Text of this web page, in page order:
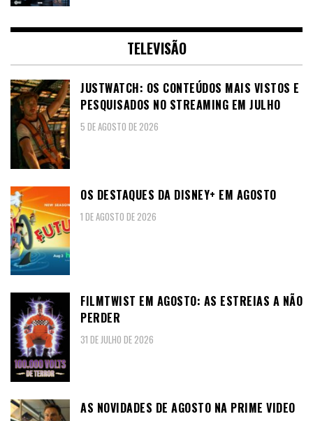
TELEVISÃO
JUSTWATCH: OS CONTEÚDOS MAIS VISTOS E
PESQUISADOS NO STREAMING EM JULHO
5 DE AGOSTO DE 2026
OS DESTAQUES DA DISNEY+ EM AGOSTO
1 DE AGOSTO DE 2026
FILMTWIST EM AGOSTO: AS ESTREIAS A NÃO
PERDER
31 DE JULHO DE 2026
AS NOVIDADES DE AGOSTO NA PRIME VIDEO